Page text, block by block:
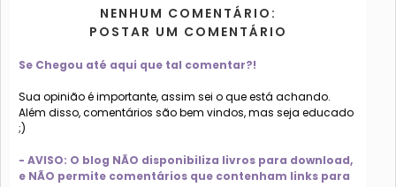
NENHUM COMENTÁRIO:
POSTAR UM COMENTÁRIO
Se Chegou até aqui que tal comentar?!
Sua opinião é importante, assim sei o que está achando.
Além disso, comentários são bem vindos, mas seja educado
;)
- AVISO: O blog NÃO disponibiliza livros para download,
e NÃO permite comentários que contenham links para